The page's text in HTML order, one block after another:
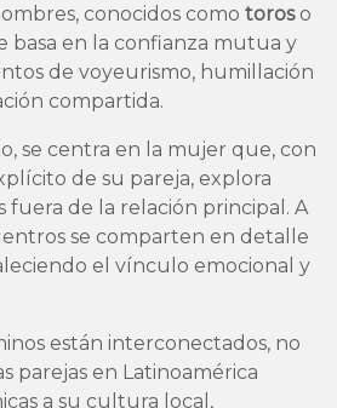
conocidos como toroso
basa en la confianza mutua y
de voyeurismo, humillación
compartida.
se centra en la mujer que, con
de su pareja, explora
fuera de la relación principal. A
se comparten en detalle
el vínculo emocional y
están interconectados, no
parejas en Latinoamérica
a su cultura local,